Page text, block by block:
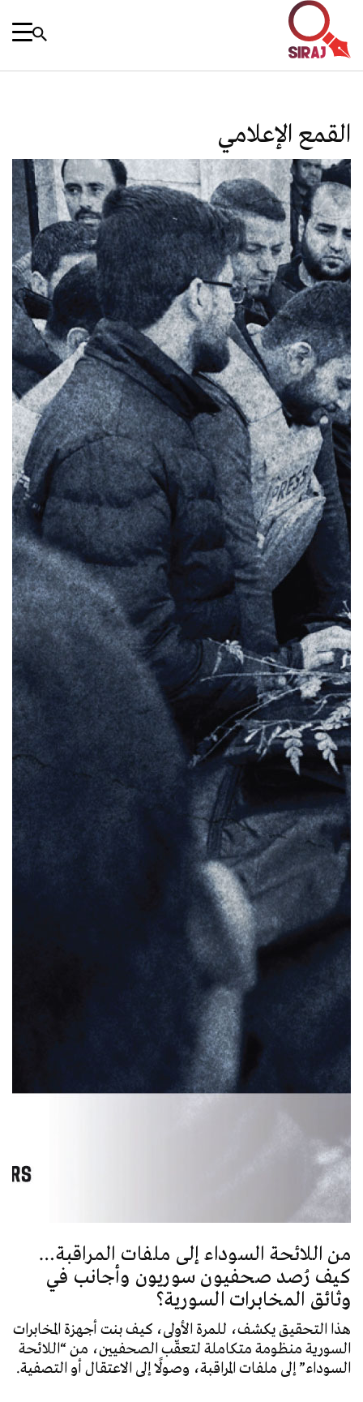
القمع الإعلامي
من اللائحة السوداء إلى ملفات المراقبة…
كيف رُصد صحفيون سوريون وأجانب في
وثائق المخابرات السورية؟
هذا التحقيق يكشف، للمرة الأولى، كيف بنت أجهزة المخابرات
السورية منظومة متكاملة لتعقّب الصحفيين، من “اللائحة
السوداء” إلى ملفات المراقبة، وصولًا إلى الاعتقال أو التصفية.